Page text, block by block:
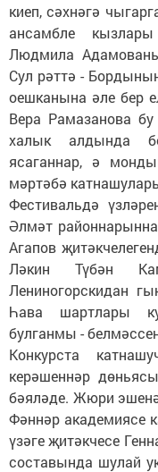
киеп, сәхнәгә
ансамбле
Людмила
Сул рәттә -
оешканына әле бер
Вера Рамазанова
халык алдында
ясаганнар, ә
мәртәбә
Фестивальдә
Әлмәт
Агапов
Ләкин Түбән
Лениногорскидан
Һава шартлары
булганмы -
Конкурста
керәшеннәр
бәяләде. Жюри
Фәннәр академиясе
үзәге җитәкчесе
составында шулай